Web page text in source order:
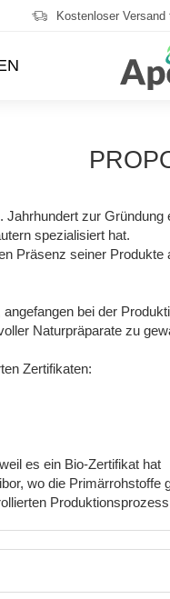
Kostenloser
zur
spezialisiert hat.
Präsenz seiner
bei der
Naturpräparate zu
Zertifikaten:
es ein Bio-Zertifikat hat
wo die Primärrohstoffe